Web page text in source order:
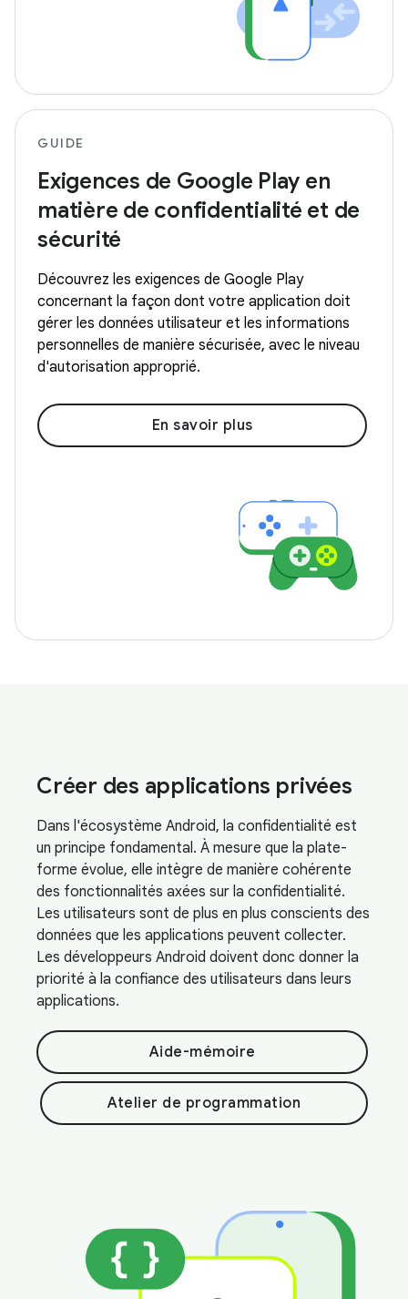
GUIDE
Exigences de Google Play en
matière de confidentialité et de
sécurité
Découvrez les exigences de Google Play
concernant la façon dont votre application doit
gérer les données utilisateur et les informations
personnelles de manière sécurisée, avec le niveau
d'autorisation approprié.
En savoir plus
Créer des applications privées
Dans l'écosystème Android, la confidentialité est
un principe fondamental. À mesure que la plate-
forme évolue, elle intègre de manière cohérente
des fonctionnalités axées sur la confidentialité.
Les utilisateurs sont de plus en plus conscients des
données que les applications peuvent collecter.
Les développeurs Android doivent donc donner la
priorité à la confiance des utilisateurs dans leurs
applications.
Aide-mémoire
Atelier de programmation